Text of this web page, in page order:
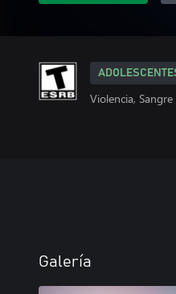
Violencia, Sangre
Galería